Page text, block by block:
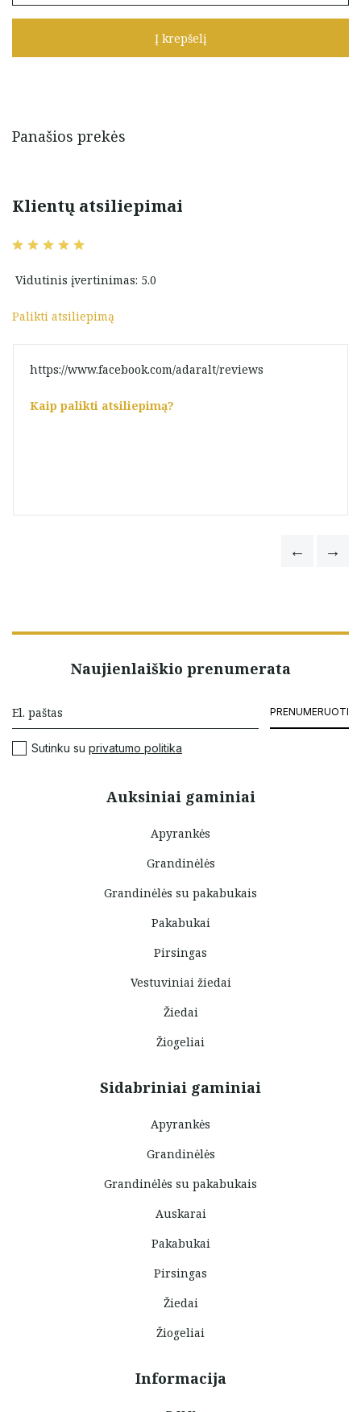
Auksiniai
Į krepšelį
Panašios prekės
Klientų atsiliepimai
Vidutinis įvertinimas: 5.0
Palikti atsiliepimą
https://www.facebook.com/adaralt/reviews
Kaip palikti atsiliepimą?
Auksiniai gaminiai
Apyrankės
Grandinėlės
Grandinėlės su pakabukais
Pakabukai
Pirsingas
Vestuviniai žiedai
Žiedai
Žiogeliai
Sidabriniai gaminiai
Apyrankės
Grandinėlės
Grandinėlės su pakabukais
Auskarai
Pakabukai
Pirsingas
Žiedai
Žiogeliai
Informacija
Naujienlaiškio prenumerata
PRENUMERUOTI
Sutinku su privatumo politika